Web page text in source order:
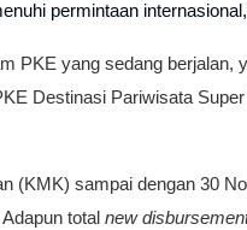
permintaan
PKE yang sedang
Destinasi Pariwisata
(KMK) sampai dengan 30
total new